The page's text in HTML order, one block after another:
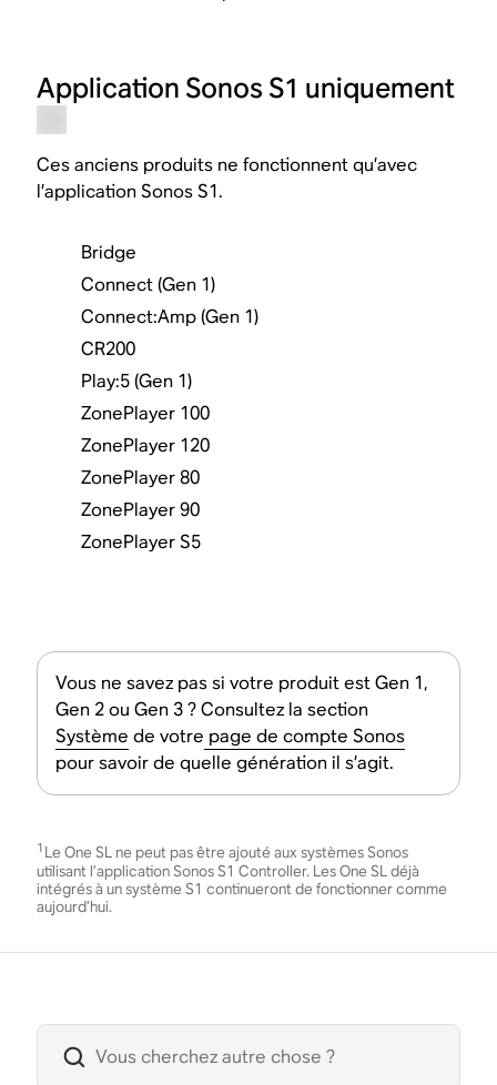
Application Sonos S1 uniquement
Ces anciens produits ne fonctionnent qu’avec
l’application Sonos S1.
Bridge
Connect (Gen 1)
Connect:Amp (Gen 1)
CR200
Play:5 (Gen 1)
ZonePlayer 100
ZonePlayer 120
ZonePlayer 80
ZonePlayer 90
ZonePlayer S5
Vous ne savez pas si votre produit est Gen 1,
Gen 2 ou Gen 3 ? Consultez la section
Système de votre page de compte Sonos
pour savoir de quelle génération il s’agit.
1 Le One SL ne peut pas être ajouté aux systèmes Sonos
utilisant l’application Sonos S1 Controller. Les One SL déjà
intégrés à un système S1 continueront de fonctionner comme
aujourd’hui.